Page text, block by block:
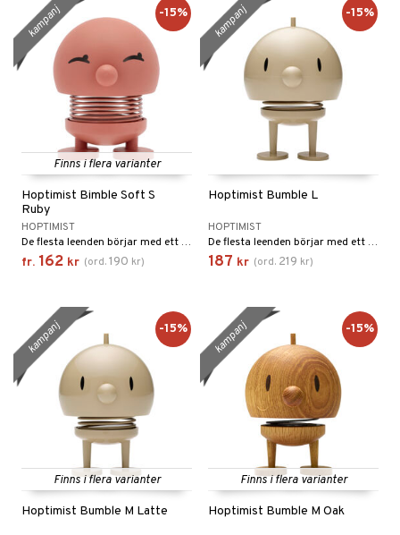
Finns i flera varianter
Hoptimist Bimble Soft S
Ruby
HOPTIMIST
De flesta leenden börjar med ett annat leende. Hoptimisten i soft-utgåvan är symbolen för leenden, optimism och gott humör, och med sina mjuka, matta färger och sitt runda, harmoniska uttryck sprider den glädje var den än hamnar.
fr. 162 kr (ord.190 kr)
kampanj -15%
Hoptimist Bumble L
HOPTIMIST
De flesta leenden börjar med ett annat leende. Den klassiska Hoptimist är symbolen för leenden, optimism och gott humör, och med sina klara, glada färger och sitt runda, harmoniska uttryck sprider den glädje var den än hamnar.
187 kr (ord. 219 kr)
kampanj -15%
Finns i flera varianter
Hoptimist Bumble M Latte
kampanj -15%
Finns i flera varianter
Hoptimist Bumble M Oak
kampanj -15%